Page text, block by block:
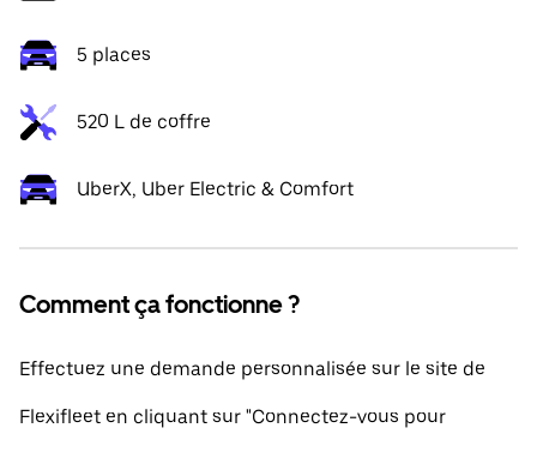
5 places
520 L de coffre
UberX, Uber Electric & Comfort
Comment ça fonctionne ?
Effectuez une demande personnalisée sur le site de
Flexifleet en cliquant sur "Connectez-vous pour